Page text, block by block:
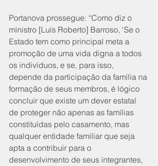
Portanova prossegue: “Como diz o
ministro [Luís Roberto] Barroso, ‘Se o
Estado tem como principal meta a
promoção de uma vida digna a todos
os indivíduos, e se, para isso,
depende da participação da família na
formação de seus membros, é lógico
concluir que existe um dever estatal
de proteger não apenas as famílias
constituídas pelo casamento, mas
qualquer entidade familiar que seja
apta a contribuir para o
desenvolvimento de seus integrantes,